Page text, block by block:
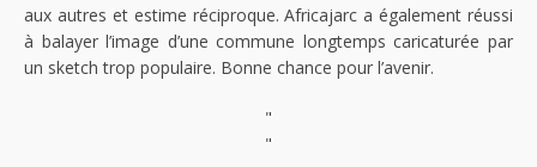
aux autres et estime réciproque. Africajarc a également réussi
à balayer l’image d’une commune longtemps caricaturée par
un sketch trop populaire. Bonne chance pour l’avenir.
"
"